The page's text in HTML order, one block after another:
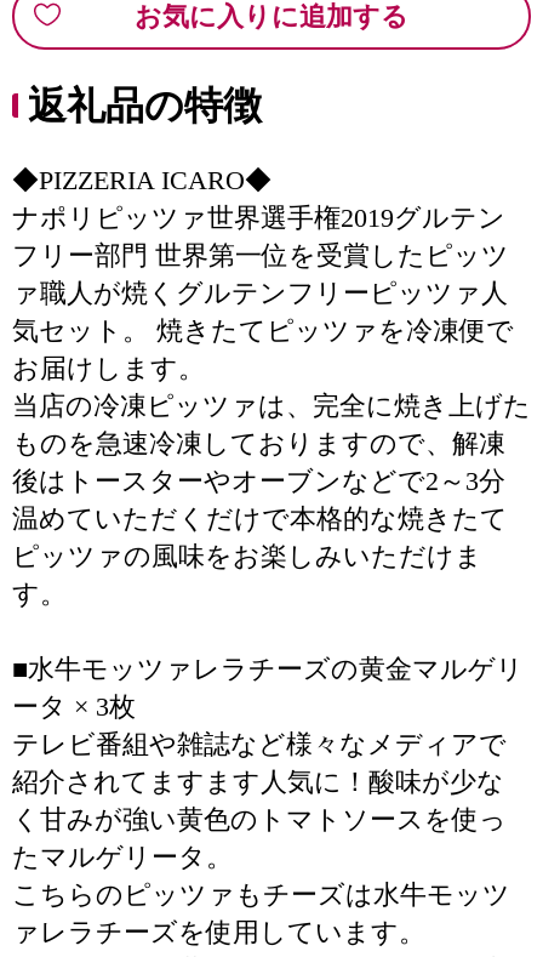
お気に入りに追加する
返礼品の特徴
◆PIZZERIA ICARO◆
ナポリピッツァ世界選手権2019グルテン
フリー部門 世界第一位を受賞したピッツ
ァ職人が焼くグルテンフリーピッツァ人
気セット。 焼きたてピッツァを冷凍便で
お届けします。
当店の冷凍ピッツァは、完全に焼き上げた
ものを急速冷凍しておりますので、解凍
後はトースターやオーブンなどで2～3分
温めていただくだけで本格的な焼きたて
ピッツァの風味をお楽しみいただけま
す。
■水牛モッツァレラチーズの黄金マルゲリ
ータ × 3枚
テレビ番組や雑誌など様々なメディアで
紹介されてますます人気に！酸味が少な
く甘みが強い黄色のトマトソースを使っ
たマルゲリータ。
こちらのピッツァもチーズは水牛モッツ
ァレラチーズを使用しています。